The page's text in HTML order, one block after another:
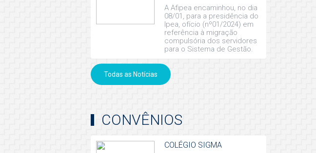
A Afipea encaminhou, no dia
08/01, para a presidência do
Ipea, ofício (nº01/2024) em
referência à migração
compulsória dos servidores
para o Sistema de Gestão.
Todas as Notícias
CONVÊNIOS
COLÉGIO SIGMA